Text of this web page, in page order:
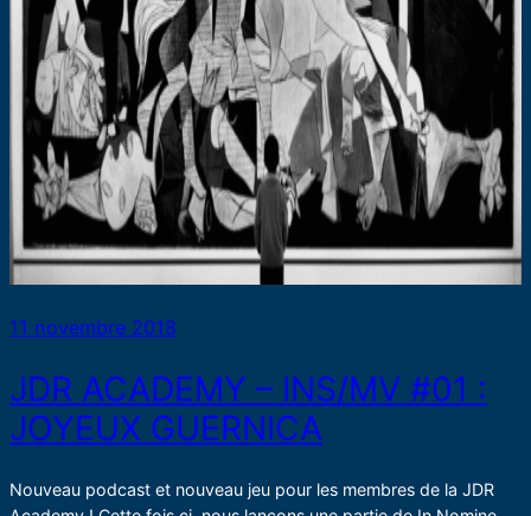
11 novembre 2018
JDR ACADEMY – INS/MV #01 :
JOYEUX GUERNICA
Nouveau podcast et nouveau jeu pour les membres de la JDR